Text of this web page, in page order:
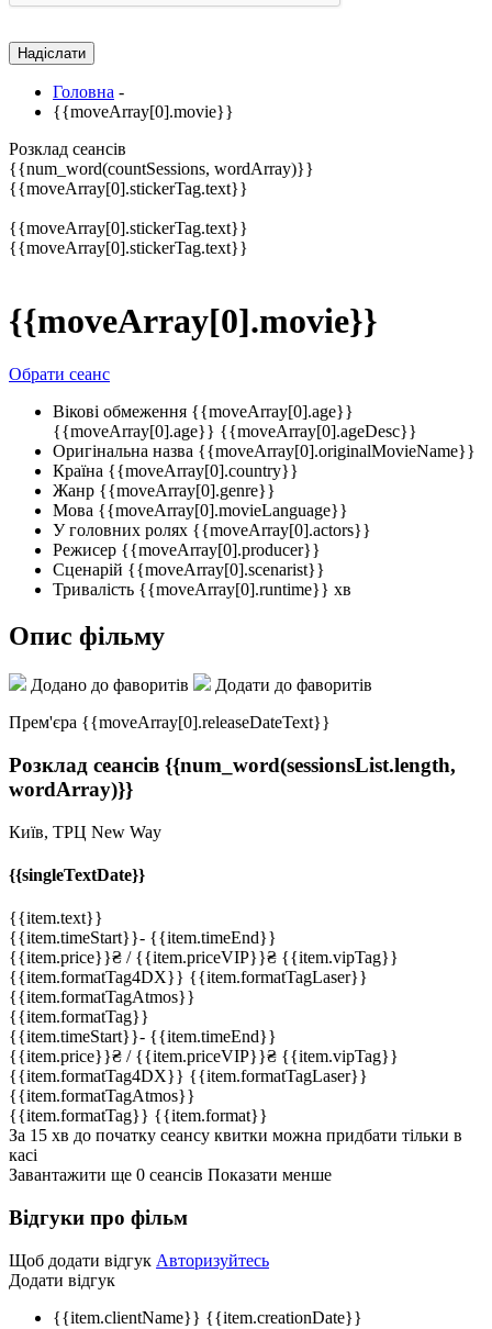
Головна -
{{moveArray[0].movie}}
Розклад сеансів
{{num_word(countSessions, wordArray)}}
{{moveArray[0].stickerTag.text}}
{{moveArray[0].stickerTag.text}}
{{moveArray[0].stickerTag.text}}
{{moveArray[0].movie}}
Обрати сеанс
Вікові обмеження {{moveArray[0].age}}
{{moveArray[0].age}} {{moveArray[0].ageDesc}}
Оригінальна назва {{moveArray[0].originalMovieName}}
Країна {{moveArray[0].country}}
Жанр {{moveArray[0].genre}}
Мова {{moveArray[0].movieLanguage}}
У головних ролях {{moveArray[0].actors}}
Режисер {{moveArray[0].producer}}
Сценарій {{moveArray[0].scenarist}}
Тривалість {{moveArray[0].runtime}} хв
Опис фільму
Додано до фаворитів
Додати до фаворитів
Прем'єра {{moveArray[0].releaseDateText}}
Розклад сеансів {{num_word(sessionsList.length,
wordArray)}}
Київ, ТРЦ New Way
{{singleTextDate}}
{{item.text}}
{{item.timeStart}}- {{item.timeEnd}}
{{item.price}}₴ / {{item.priceVIP}}₴ {{item.vipTag}}
{{item.formatTag4DX}} {{item.formatTagLaser}}
{{item.formatTagAtmos}}
{{item.formatTag}}
{{item.timeStart}}- {{item.timeEnd}}
{{item.price}}₴ / {{item.priceVIP}}₴ {{item.vipTag}}
{{item.formatTag4DX}} {{item.formatTagLaser}}
{{item.formatTagAtmos}}
{{item.formatTag}} {{item.format}}
За 15 хв до початку сеансу квитки можна придбати тільки в
касі
Завантажити ще 0 cеансів Показати менше
Відгуки про фільм
Щоб додати відгук Авторизуйтесь
Додати відгук
{{item.clientName}} {{item.creationDate}}